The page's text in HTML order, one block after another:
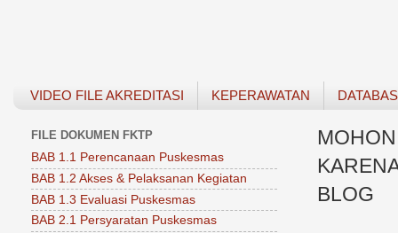
VIDEO FILE AKREDITASI KEPERAWATAN
BLOG
FILE DOKUMEN FKTP
BAB 1.1 Perencanaan Puskesmas
BAB 1.2 Akses & Pelaksanan Kegiatan
BAB 1.3 Evaluasi Puskesmas
BAB 2.1 Persyaratan Puskesmas